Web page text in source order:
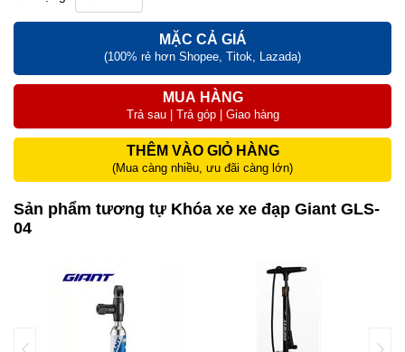
MẶC CẢ GIÁ
(100% rẻ hơn Shopee, Titok, Lazada)
MUA HÀNG
Trả sau | Trả góp | Giao hàng
THÊM VÀO GIỎ HÀNG
(Mua càng nhiều, ưu đãi càng lớn)
Sản phẩm tương tự Khóa xe xe đạp Giant GLS-
04